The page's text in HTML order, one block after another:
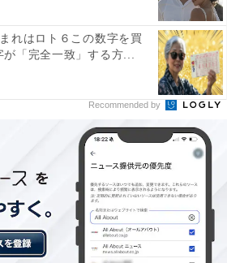
れはロト６この数字を買
が「完全一致」する方...
Recommended by